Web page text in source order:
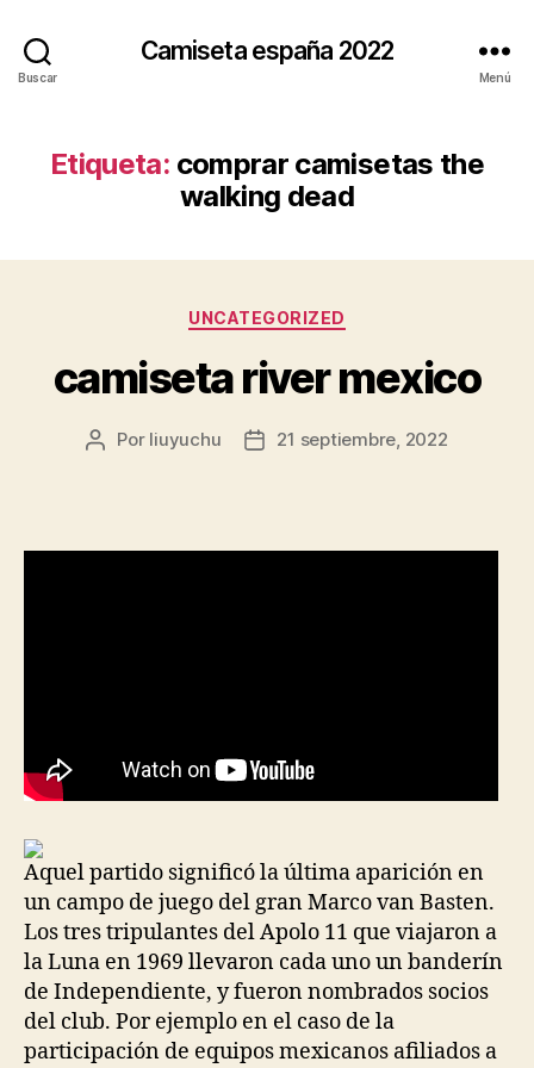
Buscar
Camiseta españa 2022
Menú
Etiqueta: comprar camisetas the
walking dead
Categorías
UNCATEGORIZED
camiseta river mexico
Autor
Por liuyuchu
Fecha21 septiembre, 2022
Aquel partido significó la última aparición en
un campo de juego del gran Marco van Basten.
Los tres tripulantes del Apolo 11 que viajaron a
la Luna en 1969 llevaron cada uno un banderín
de Independiente, y fueron nombrados socios
del club. Por ejemplo en el caso de la
participación de equipos mexicanos afiliados a